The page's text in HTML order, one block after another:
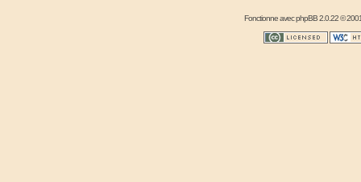
Fonctionne avecphpBB2.0.22 ©